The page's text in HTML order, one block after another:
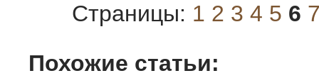
Страницы: 1 2 3 4 5 6
Похожие статьи: